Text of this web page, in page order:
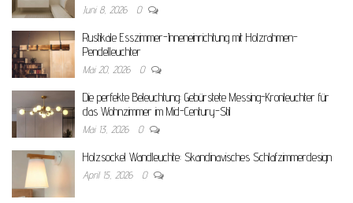
Juni 8, 2026 0
Rustikale Esszimmer-Inneneinrichtung mit Holzrahmen-
Pendelleuchter
Mai 20, 2026 0
Die perfekte Beleuchtung: Gebürstete Messing-Kronleuchter für
das Wohnzimmer im Mid-Century-Stil
Mai 13, 2026 0
Holzsockel Wandleuchte: Skandinavisches Schlafzimmerdesign
April 15, 2026 0